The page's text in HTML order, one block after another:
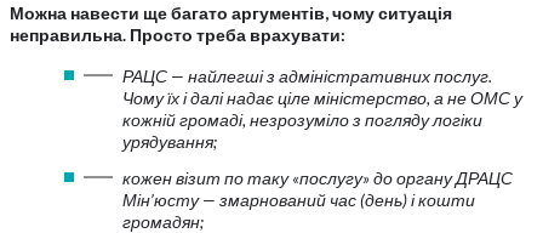
Можна навести ще багато аргументів, чому ситуація
неправильна. Просто треба врахувати:
РАЦС — найлегші з адміністративних послуг.
Чому їх і далі надає ціле міністерство, а не ОМС у
кожній громаді, незрозуміло з погляду логіки
урядування;
кожен візит по таку «послугу» до органу ДРАЦС
Мін’юсту — змарнований час (день) і кошти
громадян;